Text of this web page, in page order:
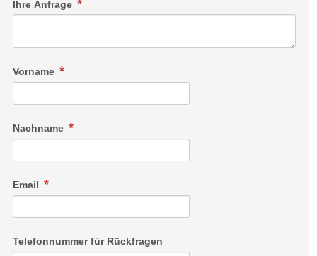
Ihre Anfrage
Vorname
Nachname
Email
Telefonnummer für Rückfragen